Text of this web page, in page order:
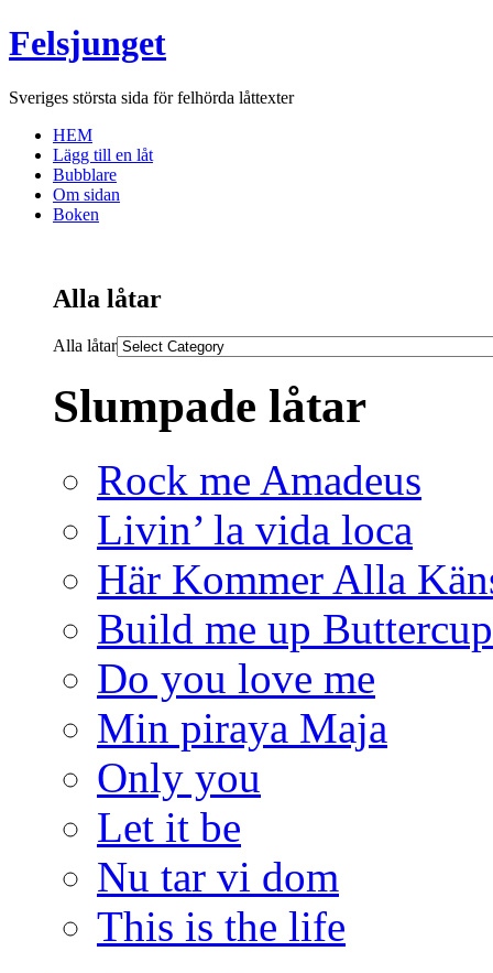
Felsjunget
Sveriges största sida för felhörda låttexter
HEM
Lägg till en låt
Bubblare
Om sidan
Boken
Alla låtar
Alla låtar
Slumpade låtar
Rock me Amadeus
Livin’ la vida loca
Här Kommer Alla
Build me up Buttercup
Do you love me
Min piraya Maja
Only you
Let it be
Nu tar vi dom
This is the life